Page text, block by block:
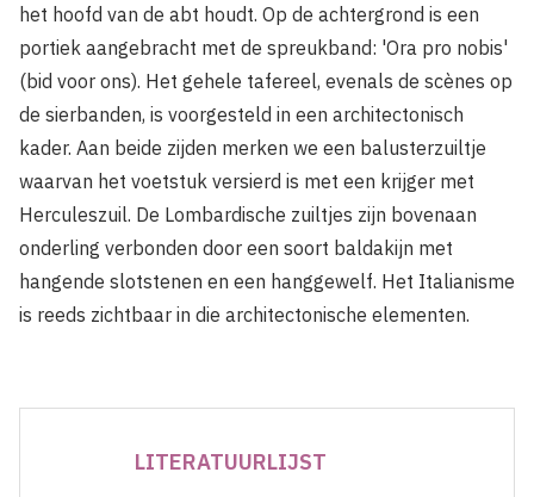
het hoofd van de abt houdt. Op de achtergrond is een
portiek aangebracht met de spreukband: 'Ora pro nobis'
(bid voor ons). Het gehele tafereel, evenals de scènes op
de sierbanden, is voorgesteld in een architectonisch
kader. Aan beide zijden merken we een balusterzuiltje
waarvan het voetstuk versierd is met een krijger met
Herculeszuil. De Lombardische zuiltjes zijn bovenaan
onderling verbonden door een soort baldakijn met
hangende slotstenen en een hanggewelf. Het Italianisme
is reeds zichtbaar in die architectonische elementen.
LITERATUURLIJST